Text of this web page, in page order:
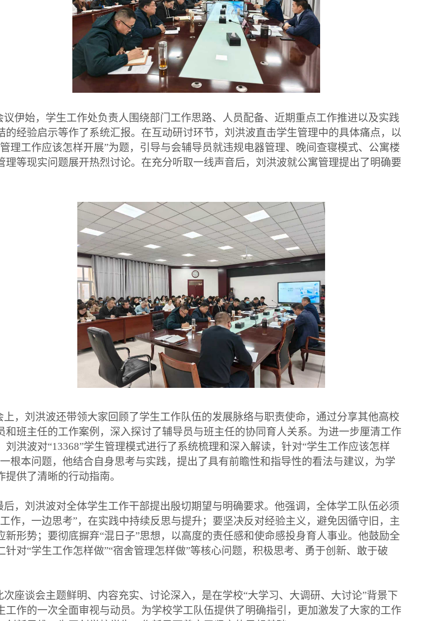
伊始，学生工作处负责人 围绕部门工作思路、人员配备、近期重点工作推进以及实践
的经验启示等作了系统汇报。 在互动研讨环节，刘洪波直击学生管理中的具体痛点，以
理工作应该怎样开展”为题，引导与会辅导员就违规电器管理、晚间查寝模式、公寓楼
理等现实问题展开热烈讨论。在充分听取一线声音后，刘洪波就公寓管理提出了明确要
，刘洪波还带领大家回顾了学生工作队伍的发展脉络与职责使命，通过分享其他高校
和班主任的工作案例，深入探讨了辅导员与班主任的协同育人关系。为进一步厘清工作
刘洪波对“13368”学生管理模式进行了系统梳理和深入解读，针对“学生工作应该怎样
根本问题，他结合自身思考与实践，提出了具有前瞻性和指导性的看法与建议，为学
提供了清晰的行动指南。
，刘洪波对全体学生工作干部提出殷切期望与明确要求。他强调，全体学工队伍必须
作，一边思考”，在实践中持续反思与提升；要坚决反对经验主义，避免因循守旧，主
新形势；要彻底摒弃“混日子”思想，以高度的责任感和使命感投身育人事业。他鼓励全
针对“学生工作怎样做”“宿舍管理怎样做”等核心问题，积极思考、勇于创新、敢于破
座谈会主题鲜明、内容充实、讨论深入，是在学校“大学习、大调研、大讨论”背景下
工作的一次全面审视与动员。为学校学工队伍提供了明确指引，更加激发了大家的工作